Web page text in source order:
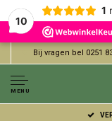
10
1
Bij vragen bel 0251
MENU